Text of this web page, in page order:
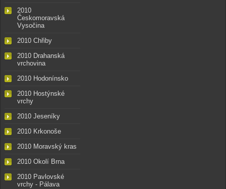
2010
Českomoravská
Vysočina
2010 Chřiby
2010 Drahanská
vrchovina
2010 Hodonínsko
2010 Hostýnské
vrchy
2010 Jeseníky
2010 Krkonoše
2010 Moravský kras
2010 Okolí Brna
2010 Pavlovské
vrchy - Pálava